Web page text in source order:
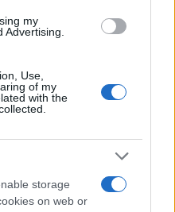
my
Advertising.
Use,
of my
with the
storage
on web or
κολοσσούς του κλάδου, η
λειτουργήσει μιμητικά.
δύσκολα μπορεί να
οργανισμός: άμεση